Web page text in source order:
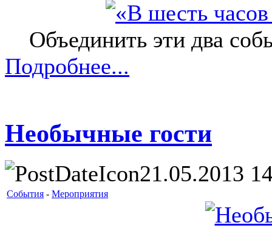
Объединить эти два
Подробнее...
Необычные гости
21.05.2013
События - Мероприятия